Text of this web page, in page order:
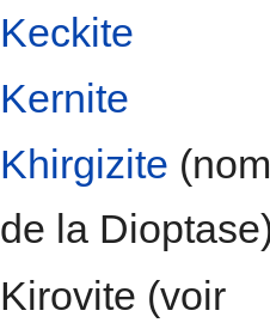
Keckite
Kernite
Khirgizite
de la
Kirovite (voir